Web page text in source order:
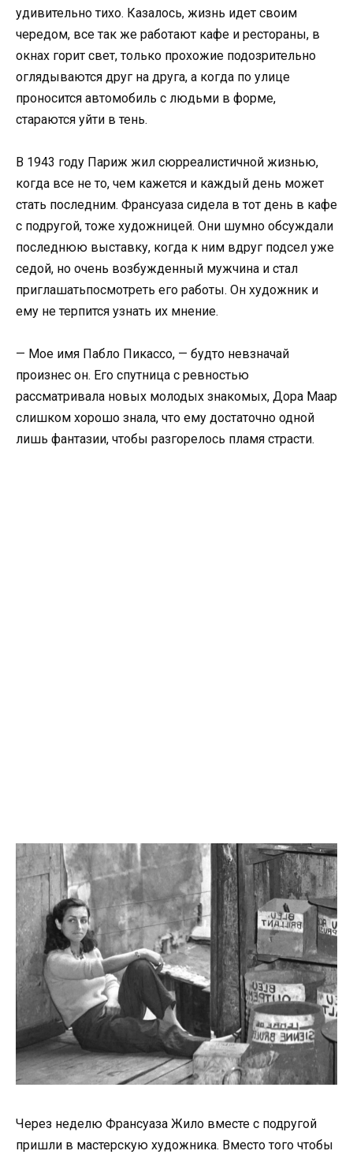
удивительно тихо. Казалось, жизнь идет своим
чередом, все так же работают кафе и рестораны, в
окнах горит свет, только прохожие подозрительно
оглядываются друг на друга, а когда по улице
проносится автомобиль с людьми в форме,
стараются уйти в тень.
В 1943 году Париж жил сюрреалистичной жизнью,
когда все не то, чем кажется и каждый день может
стать последним. Франсуаза сидела в тот день в кафе
с подругой, тоже художницей. Они шумно обсуждали
последнюю выставку, когда к ним вдруг подсел уже
седой, но очень возбужденный мужчина и стал
приглашатьпосмотреть его работы. Он художник и
ему не терпится узнать их мнение.
— Мое имя Пабло Пикассо, — будто невзначай
произнес он. Его спутница с ревностью
рассматривала новых молодых знакомых, Дора Маар
слишком хорошо знала, что ему достаточно одной
лишь фантазии, чтобы разгорелось пламя страсти.
Через неделю Франсуаза Жило вместе с подругой
пришли в мастерскую художника. Вместо того чтобы